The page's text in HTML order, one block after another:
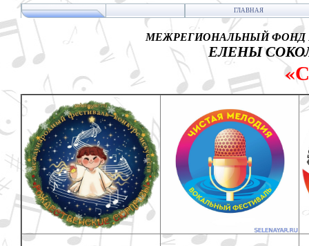
ГЛАВНАЯ
МЕЖРЕГИОНАЛЬНЫЙ ФОНД
ЕЛЕНЫ